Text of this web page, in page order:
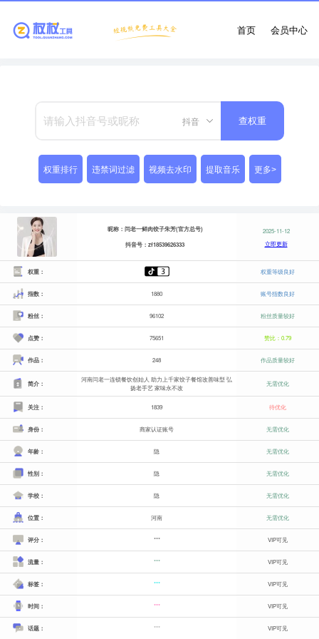
会员中心
首页
抖音 查权重
权重排行 违禁词过滤 视频去水印 提取音乐 更多>
昵称：闫老一鲜肉饺子朱芳(官方总号)
抖音号：zf18539626333
2025-11-12
立即更新
权重： 权重等级良好
指数： 1880 账号指数良好
粉丝： 96102 粉丝质量较好
点赞： 75651 赞比：0.79
作品： 248 作品质量较好
简介：
河南闫老一连锁餐饮创始人 助力上千家饺子餐馆改善味型 弘
扬老手艺 家味永不改
无需优化
关注： 1839 待优化
身份： 商家认证账号 无需优化
年龄： 隐 无需优化
性别： 隐 无需优化
学校： 隐 无需优化
位置： 河南 无需优化
评分： *** VIP可见
流量： *** VIP可见
标签： *** VIP可见
时间： *** VIP可见
话题： *** VIP可见